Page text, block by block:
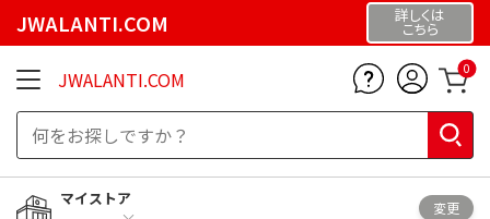
JWALANTI.COM 詳しくは
こちら
JWALANTI.COM 0
マイストア
変更